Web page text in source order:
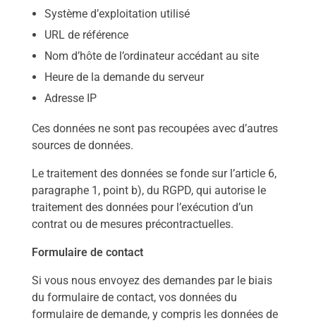
Système d’exploitation utilisé
URL de référence
Nom d’hôte de l’ordinateur accédant au site
Heure de la demande du serveur
Adresse IP
Ces données ne sont pas recoupées avec d’autres
sources de données.
Le traitement des données se fonde sur l’article 6,
paragraphe 1, point b), du RGPD, qui autorise le
traitement des données pour l’exécution d’un
contrat ou de mesures précontractuelles.
Formulaire de contact
Si vous nous envoyez des demandes par le biais
du formulaire de contact, vos données du
formulaire de demande, y compris les données de